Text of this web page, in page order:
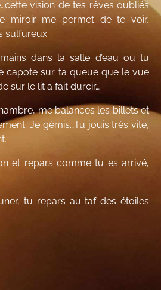
vision de tes rêves oubliés
miroir me permet de te voir,
sulfureux.
dans la salle d’eau où tu
capote sur ta queue que le vue
sur le lit a fait durcir…
me balances les billets et
Je gémis…Tu jouis très vite,
et repars comme tu es arrivé,
tu repars au taf des étoiles